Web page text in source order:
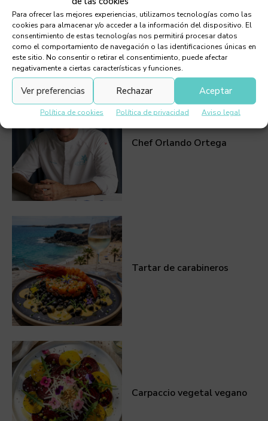
Para ofrecer las mejores experiencias, utilizamos tecnologías como las
cookies para almacenar y/o acceder a la información del dispositivo. El
consentimiento de estas tecnologías nos permitirá procesar datos
como el comportamiento de navegación o las identificaciones únicas en
este sitio. No consentir o retirar el consentimiento, puede afectar
negativamente a ciertas características y funciones.
Aceptar
Rechazar
Ver preferencias
Política de cookies Política de privacidad Aviso legal
Debes leer
Chef Orlando Ortega
Tartar de carabineros
Carpaccio vegetal vegano